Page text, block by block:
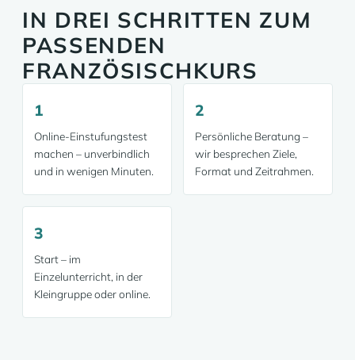
IN DREI SCHRITTEN ZUM
PASSENDEN
FRANZÖSISCHKURS
1
Online-Einstufungstest
machen – unverbindlich
und in wenigen Minuten.
2
Persönliche Beratung –
wir besprechen Ziele,
Format und Zeitrahmen.
3
Start – im
Einzelunterricht, in der
Kleingruppe oder online.